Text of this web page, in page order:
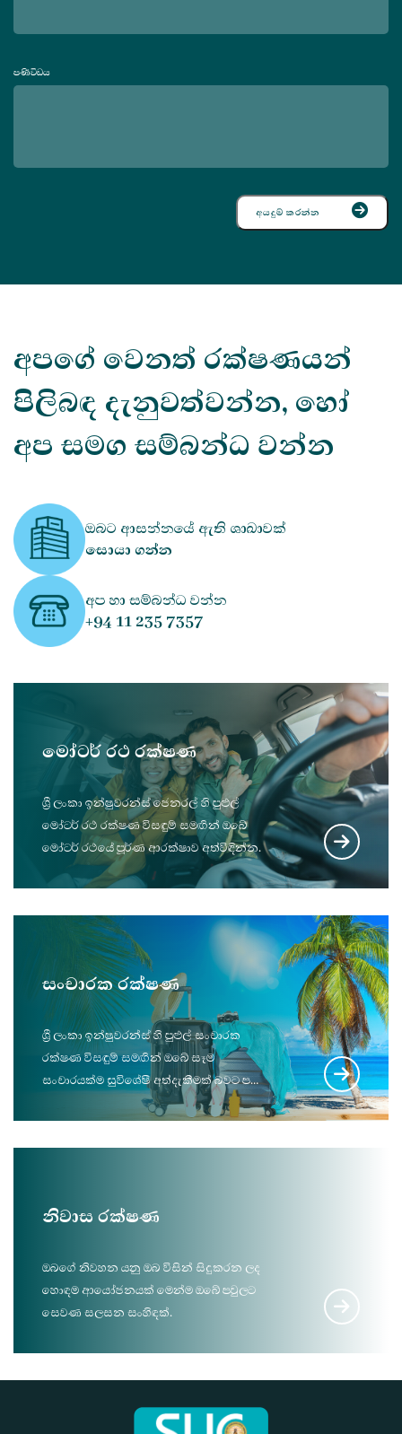
පණිවිඩය
අයදුම් කරන්න
අපගේ වෙනත් රක්ෂණයන්
පිලිබඳ දැනුවත්වන්න, හෝ
අප සමග සම්බන්ධ වන්න
ඔබට ආසන්නයේ ඇති ශාඛාවක්
සොයා ගන්න
අප හා සම්බන්ධ වන්න
+94 11 235 7357
මෝටර් රථ රක්ෂණ
ශ්‍රී ලංකා ඉන්ෂුවරන්ස් ජෙනරල් හි පුළුල්
මෝටර් රථ රක්ෂණ විසඳුම් සමඟින් ඔබේ
මෝටර් රථයේ පූර්ණ ආරක්ෂාව අත්විඳින්න.
සංචාරක රක්ෂණ
ශ්‍රී ලංකා ඉන්ෂුවරන්ස් හි පුළුල් සංචාරක
රක්ෂණ විසඳුම් සමඟින් ඔබේ සෑම
සංචාරයක්ම සුවිශේෂී අත්දැකීමක් බවට පත්
නිවාස රක්ෂණ
ඔබ‌ගේ නිවහන යනු ඔබ විසින් සිදුකරන ලද
හොඳම ආයෝජනයක් මෙන්ම ඔබේ පවුලට
සෙවණ සලසන සංහිඳක්.